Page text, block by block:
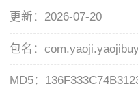
更新： 2026-07-20
包名：
MD5：